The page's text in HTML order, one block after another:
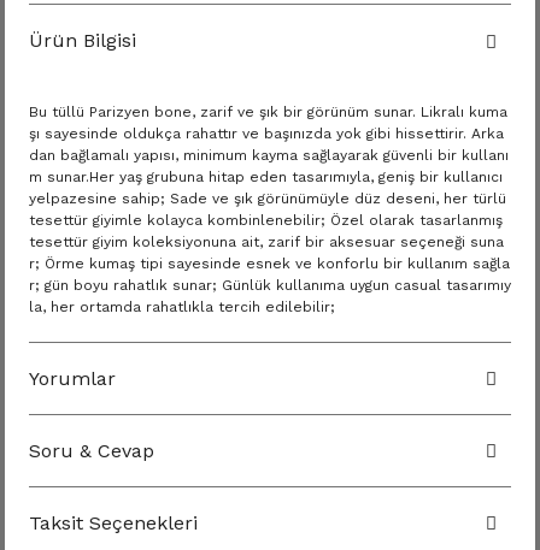
Ürün Bilgisi
Bu tüllü Parizyen bone, zarif ve şık bir görünüm sunar. Likralı kuma
şı sayesinde oldukça rahattır ve başınızda yok gibi hissettirir. Arka
dan bağlamalı yapısı, minimum kayma sağlayarak güvenli bir kullanı
m sunar.Her yaş grubuna hitap eden tasarımıyla, geniş bir kullanıcı
yelpazesine sahip; Sade ve şık görünümüyle düz deseni, her türlü
tesettür giyimle kolayca kombinlenebilir; Özel olarak tasarlanmış
tesettür giyim koleksiyonuna ait, zarif bir aksesuar seçeneği suna
r; Örme kumaş tipi sayesinde esnek ve konforlu bir kullanım sağla
r; gün boyu rahatlık sunar; Günlük kullanıma uygun casual tasarımıy
la, her ortamda rahatlıkla tercih edilebilir;
Yorumlar
Soru & Cevap
Taksit Seçenekleri